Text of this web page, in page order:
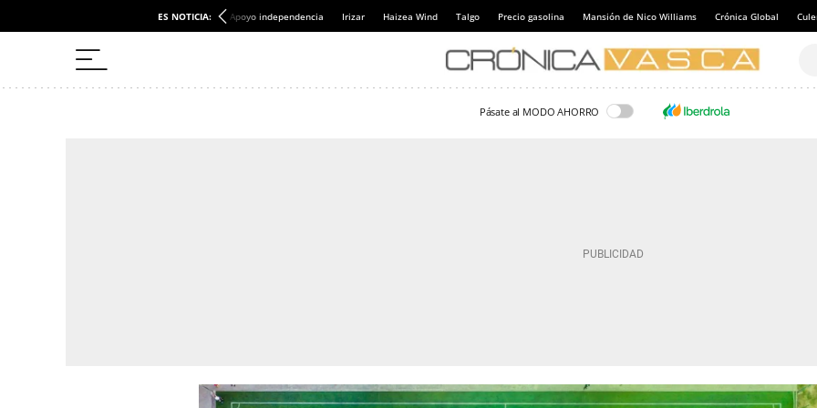
ES NOTICIA: Apoyo independencia Irizar Haizea Wind Talgo Precio gasolina Mansión de Nico Williams Crónica Global
Pásate al MODO AHORRO